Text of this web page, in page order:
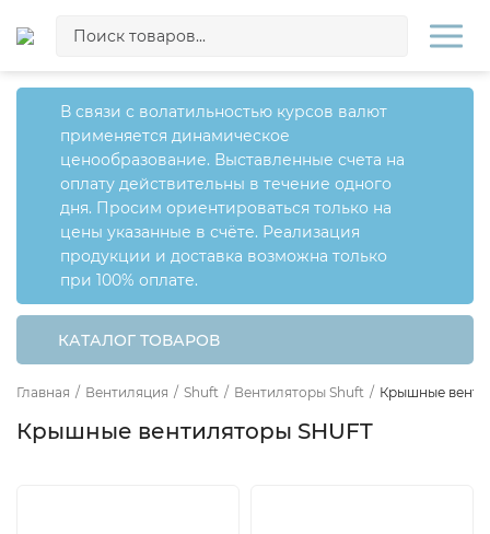
В связи с волатильностью курсов валют
применяется динамическое
ценообразование. Выставленные счета на
оплату действительны в течение одного
дня. Просим ориентироваться только на
цены указанные в счёте. Реализация
продукции и доставка возможна только
при 100% оплате.
КАТАЛОГ ТОВАРОВ
Главная / Вентиляция / Shuft / Вентиляторы Shuft / Крышные
Крышные вентиляторы SHUFT